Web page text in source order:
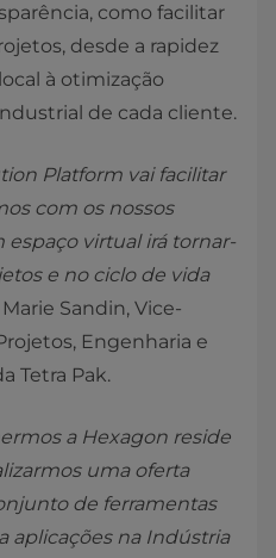
como facilitar
desde a rapidez
à otimização
de cada cliente.
Platform vai facilitar
com os nossos
espaço virtual irá tornar-
e no ciclo de vida
Sandin, Vice-
Engenharia e
Tetra Pak.
a Hexagon reside
uma oferta
de ferramentas
aplicações na Indústria